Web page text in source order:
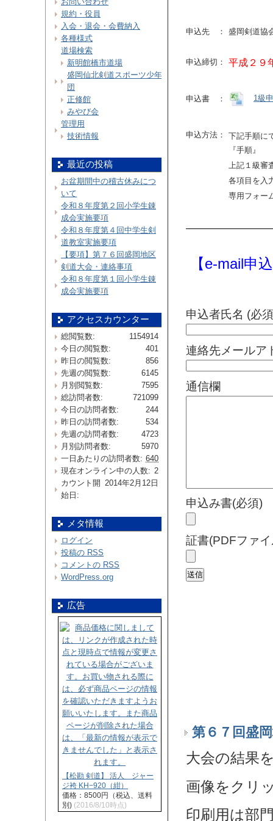
申込先 ： 盛岡剣道協
申込締切： 平成２９
申込書 ： 1級
申込方法：
下記手順に
『手順』
上記１級審
各項目を入
専用フォー
【e-mail申
申込者氏名 (必
連絡先メールア
通信欄
申込み書(必須)
証書(PDFファ
第６７回盛
大会の結果
画像をクリ
印刷用は部
規約・役員
入会・退会・会費納入
各種様式
道場検索
新明館橋市道場
盛岡仙北剣道スポーツ少年
団
正修館
みやび会
管理用
技術情報
最近の投稿
お盆期間中の稽古休みにつ
いて
令和８年度第２回小学生錬
成会実施要項
令和８年度第４回中学生剣
道教室実施要項
【要項】第７６回盛岡地区
剣道大会・連絡事項
令和８年度第１回小学生錬
成会実施要項
アクセスカウンター
1154914
総閲覧数:
401
今日の閲覧数:
856
昨日の閲覧数:
6145
先週の閲覧数:
7595
月別閲覧数:
721099
総訪問者数:
244
今日の訪問者数:
534
昨日の訪問者数:
4723
先週の訪問者数:
5970
月別訪問者数:
640
一日あたりの訪問者数:
2
現在オンライン中の人数:
2014年2月12日
カウント開
始日:
メタ情報
ログイン
投稿の RSS
コメントの RSS
WordPress.org
広告
【松勘 剣道】 活人 ジャー
ジ袴 KH−920（紺）
価格：8500円（税込、送料
別) (2016/8/10時点)